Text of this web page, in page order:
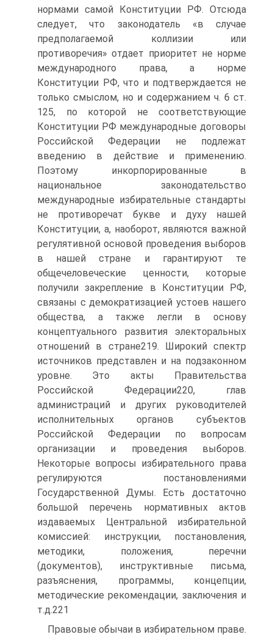
нормами самой Конституции РФ. Отсюда
следует, что законодатель «в случае
предполагаемой коллизии или
противоречия» отдает приоритет не норме
международного права, а норме
Конституции РФ, что и подтверждается не
только смыслом, но и содержанием ч. 6 ст.
125, по которой не соответствующие
Конституции РФ международные договоры
Российской Федерации не подлежат
введению в действие и применению.
Поэтому инкорпорированные в
национальное законодательство
международные избирательные стандарты
не противоречат букве и духу нашей
Конституции, а, наоборот, являются важной
регулятивной основой проведения выборов
в нашей стране и гарантируют те
общечеловеческие ценности, которые
получили закрепление в Конституции РФ,
связаны с демократизацией устоев нашего
общества, а также легли в основу
концептуального развития электоральных
отношений в стране219. Широкий спектр
источников представлен и на подзаконном
уровне. Это акты Правительства
Российской Федерации220, глав
администраций и других руководителей
исполнительных органов субъектов
Российской Федерации по вопросам
организации и проведения выборов.
Некоторые вопросы избирательного права
регулируются постановлениями
Государственной Думы. Есть достаточно
большой перечень нормативных актов
издаваемых Центральной избирательной
комиссией: инструкции, постановления,
методики, положения, перечни
(документов), инструктивные письма,
разъяснения, программы, концепции,
методические рекомендации, заключения и
т.д.221
Правовые обычаи в избирательном праве.